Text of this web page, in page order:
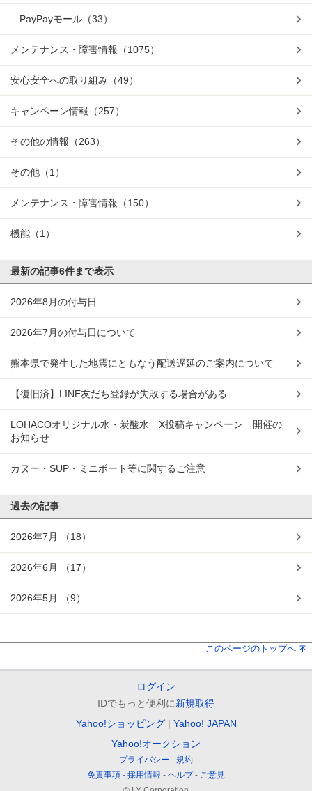
PayPayモール （33）
メンテナンス・障害情報 （1075）
安心安全への取り組み （49）
キャンペーン情報 （257）
その他の情報 （263）
その他 （1）
メンテナンス・障害情報 （150）
機能 （1）
最新の記事6件まで表示
2026年8月の付与日
2026年7月の付与日について
熊本県で発生した地震にともなう配送遅延のご案内について
【復旧済】LINE友だち登録が失敗する場合がある
LOHACOオリジナル水・炭酸水 X投稿キャンペーン 開催の
お知らせ
カヌー・SUP・ミニボート等に関するご注意
過去の記事
2026年7月 （18）
2026年6月 （17）
2026年5月 （9）
このページのトップへ
ログイン
IDでもっと便利に新規取得
Yahoo!ショッピング
Yahoo! JAPAN
Yahoo!オークション
プライバシー
規約
免責事項
採用情報 ヘルプ
ご意見